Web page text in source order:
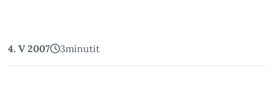
4. V 2007 3minutit